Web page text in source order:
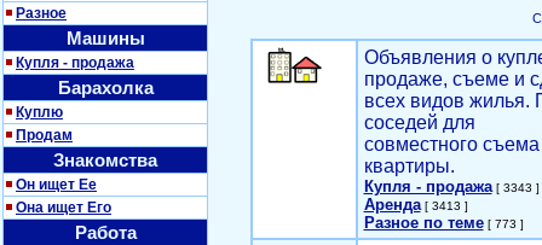
Разное
Машины
Купля - продажа
Барахолка
Куплю
Продам
Знакомства
Он ищет Ее
Она ищет Его
Работа
Объявления о
продаже, съеме и
всех видов жилья.
соседей для
совместного съема
квартиры.
Купля - продажа[ 3343 ]
Аренда[ 3413 ]
Разное по теме[ 773 ]